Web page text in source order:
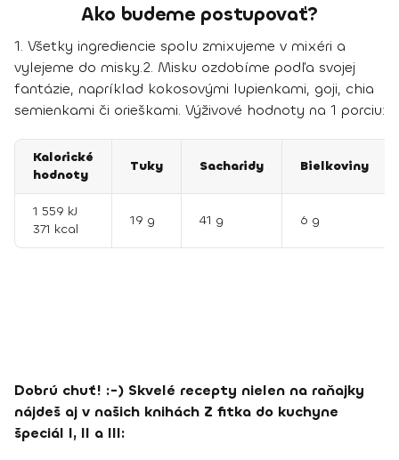
Ako budeme postupovať?
1. Všetky ingrediencie spolu zmixujeme v mixéri a
vylejeme do misky.2. Misku ozdobíme podľa svojej
fantázie, napríklad kokosovými lupienkami, goji, chia
semienkami či orieškami. Výživové hodnoty na 1 porciu:
Kalorické
hodnoty
Tuky Sacharidy Bielkoviny
1 559 kJ
371 kcal
19 g 41 g 6 g
Dobrú chuť! :-) Skvelé recepty nielen na raňajky
nájdeš aj v našich knihách Z fitka do kuchyne
špeciál I, II a III: